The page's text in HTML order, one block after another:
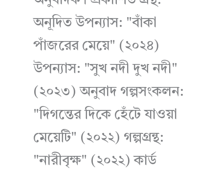
অনূদিত উপন্যাস: "বাঁকা
পাঁজরের মেয়ে" (২০২৪)
উপন্যাস: "সুখ নদী দুখ নদী"
(২০২৩) অনুবাদ গল্পসংকলন:
"দিগন্তের দিকে হেঁটে যাওয়া
মেয়েটি" (২০২২) গল্পগ্রন্থ:
"নারীবৃক্ষ" (২০২২) কার্ড